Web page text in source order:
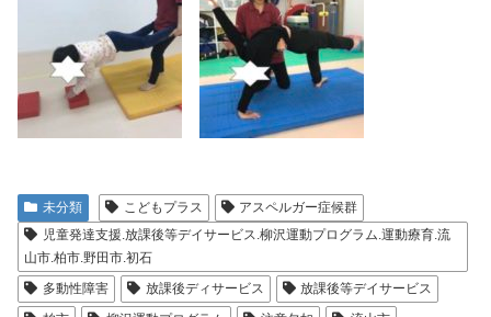
未分類 こどもプラス
アスペルガー症候群
児童発達支援.放課後等デイサービス.柳沢運動プログラム.運動療育.流
山市.柏市.野田市.初石
多動性障害
放課後ディサービス
放課後等デイサービス